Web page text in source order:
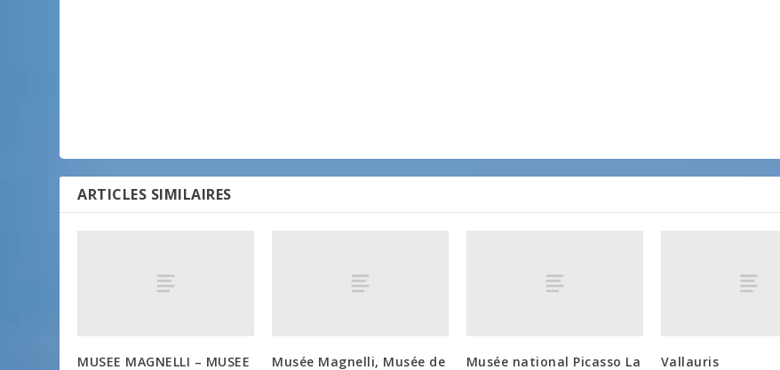
ARTICLES SIMILAIRES
MUSEE MAGNELLI – MUSEE
Musée Magnelli, Musée de
Musée national Picasso La
Vallauris